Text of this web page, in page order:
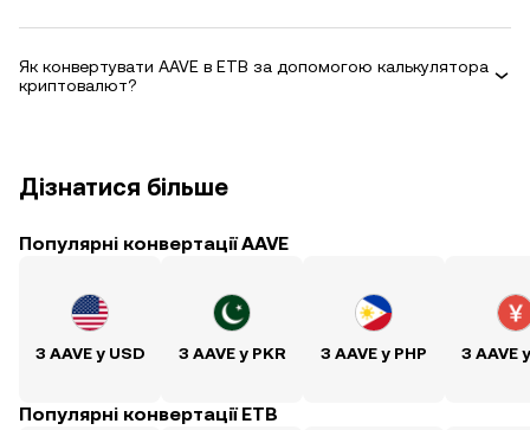
Як конвертувати AAVE в ETB за допомогою калькулятора
криптовалют?
Дізнатися більше
Популярні конвертації AAVE
З AAVE у USD З AAVE у PKR З AAVE у PHP З AAVE
Популярні конвертації ETB